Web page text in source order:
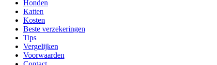
Honden
Katten
Kosten
Beste verzekeringen
Tips
Vergelijken
Voorwaarden